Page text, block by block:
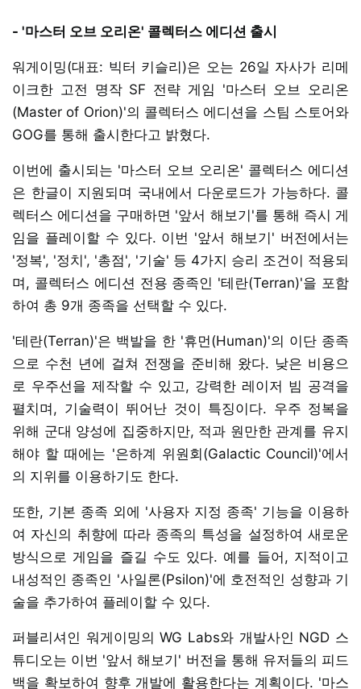
- '마스터 오브 오리온' 콜렉터스 에디션 출시
워게이밍(대표: 빅터 키슬리)은 오는 26일 자사가 리메
이크한 고전 명작 SF 전략 게임 '마스터 오브 오리온
(Master of Orion)'의 콜렉터스 에디션을 스팀 스토어와
GOG를 통해 출시한다고 밝혔다.
이번에 출시되는 '마스터 오브 오리온' 콜렉터스 에디션
은 한글이 지원되며 국내에서 다운로드가 가능하다. 콜
렉터스 에디션을 구매하면 '앞서 해보기'를 통해 즉시 게
임을 플레이할 수 있다. 이번 '앞서 해보기' 버전에서는
'정복', '정치', '총점', '기술' 등 4가지 승리 조건이 적용되
며, 콜렉터스 에디션 전용 종족인 '테란(Terran)'을 포함
하여 총 9개 종족을 선택할 수 있다.
'테란(Terran)'은 백발을 한 '휴먼(Human)'의 이단 종족
으로 수천 년에 걸쳐 전쟁을 준비해 왔다. 낮은 비용으
로 우주선을 제작할 수 있고, 강력한 레이저 빔 공격을
펼치며, 기술력이 뛰어난 것이 특징이다. 우주 정복을
위해 군대 양성에 집중하지만, 적과 원만한 관계를 유지
해야 할 때에는 '은하계 위원회(Galactic Council)'에서
의 지위를 이용하기도 한다.
또한, 기본 종족 외에 '사용자 지정 종족' 기능을 이용하
여 자신의 취향에 따라 종족의 특성을 설정하여 새로운
방식으로 게임을 즐길 수도 있다. 예를 들어, 지적이고
내성적인 종족인 '사일론(Psilon)'에 호전적인 성향과 기
술을 추가하여 플레이할 수 있다.
퍼블리셔인 워게이밍의 WG Labs와 개발사인 NGD 스
튜디오는 이번 '앞서 해보기' 버전을 통해 유저들의 피드
백을 확보하여 향후 개발에 활용한다는 계획이다. '마스